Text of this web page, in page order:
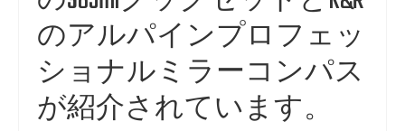
のアルパインプロフェッ
ショナルミラーコンパス
が紹介されています。